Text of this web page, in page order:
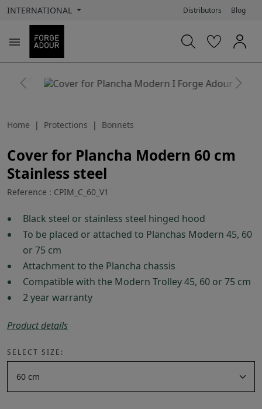
INTERNATIONAL Distributors Blog

Previous Next
Home Protections Bonnets
Cover for Plancha Modern 60 cm
Stainless steel
Reference : CPIM_C_60_V1
Black steel or stainless steel hinged hood
To be placed or attached to Planchas Modern 45, 60
or 75 cm
Attachment to the Plancha chassis
Compatible with the Modern Trolley 45, 60 or 75 cm
2 year warranty
Product details
SELECT SIZE: